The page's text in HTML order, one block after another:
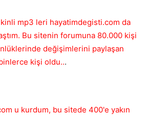
mp3 leri hayatimdegisti.com da
Bu sitenin forumuna 80.000 kişi
değişimlerini paylaşan
kişi oldu...
u kurdum, bu sitede 400'e yakın